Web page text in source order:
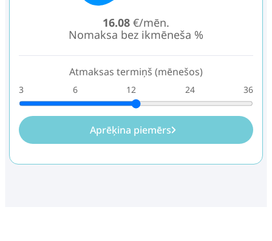
16.08 €/mēn.
Nomaksa bez ikmēneša %
Atmaksas termiņš (mēnešos)
3 6 12 24 36
Aprēķina piemērs